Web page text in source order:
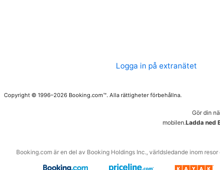
Logga in på extranätet
Copyright © 1996–2026 Booking.com™. Alla rättigheter förbehållna.
Gör din
mobilen.Ladda ned
Booking.com är en del av Booking Holdings Inc., världsledande inom